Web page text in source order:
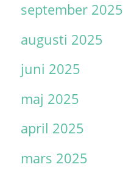
september 2025
augusti 2025
juni 2025
maj 2025
april 2025
mars 2025